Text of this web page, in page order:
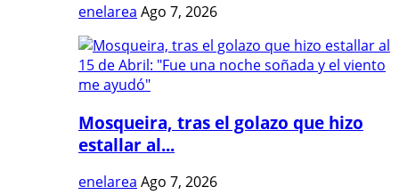
enelarea Ago 7, 2026
Mosqueira, tras el golazo que hizo
estallar al...
enelarea Ago 7, 2026